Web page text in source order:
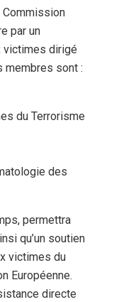
Commission
par un
victimes dirigé
membres sont :
du Terrorisme
des
permettra
qu’un soutien
victimes du
Européenne.
directe